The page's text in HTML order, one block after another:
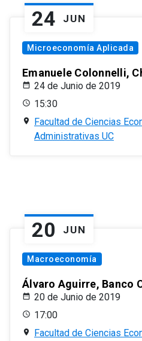
24 JUN
Microeconomía Aplicada
Emanuele Colonnelli,
24 de Junio de 2019
15:30
Facultad de Ciencias
Administrativas UC
20 JUN
Macroeconomía
Álvaro Aguirre, Banco
20 de Junio de 2019
17:00
Facultad de Ciencias